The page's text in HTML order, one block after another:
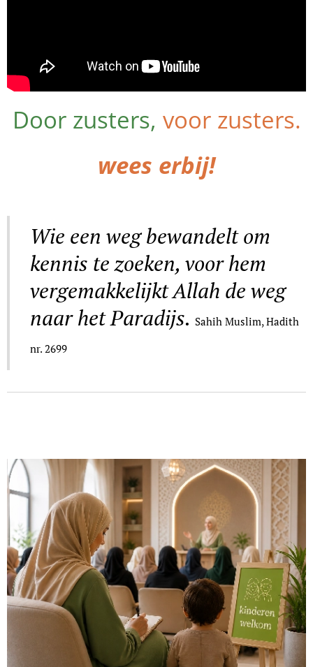
Door zusters, voor zusters.
wees erbij!
Wie een weg bewandelt om
kennis te zoeken, voor hem
vergemakkelijkt Allah de weg
naar het Paradijs. Sahih Muslim, Hadith
nr. 2699